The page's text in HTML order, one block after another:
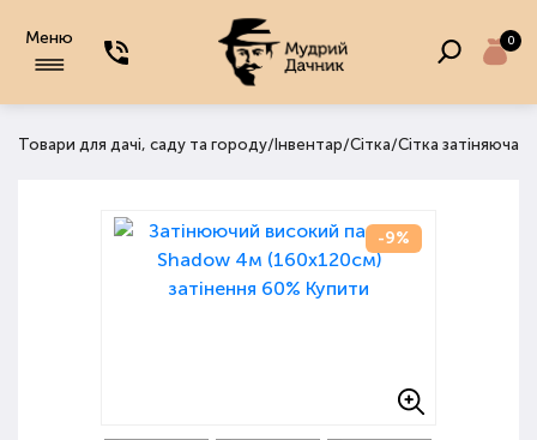
Меню 0
Товари для дачі, саду та городу/ Інвентар/Сітка/Сітка затіняюча
-9%